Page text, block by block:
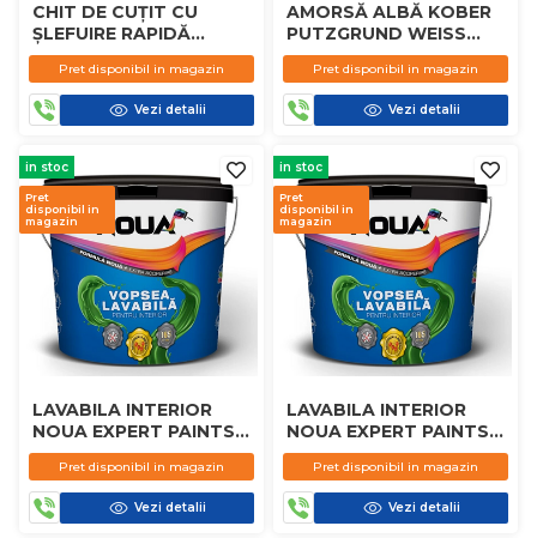
CHIT DE CUȚIT CU
ȘLEFUIRE RAPIDĂ
KOBER 1.5KG
Pret disponibil in magazin
Vezi detalii
AMORSĂ ALBĂ KOBER
PUTZGRUND WEISS
G8105 4L
Pret disponibil in magazin
Vezi detalii
in stoc
Pret
disponibil in
magazin
LAVABILA INTERIOR
NOUA EXPERT PAINTS
8.5L
Pret disponibil in magazin
Vezi detalii
in stoc
Pret
disponibil in
magazin
LAVABILA INTERIOR
NOUA EXPERT PAINTS
15L
Pret disponibil in magazin
Vezi detalii